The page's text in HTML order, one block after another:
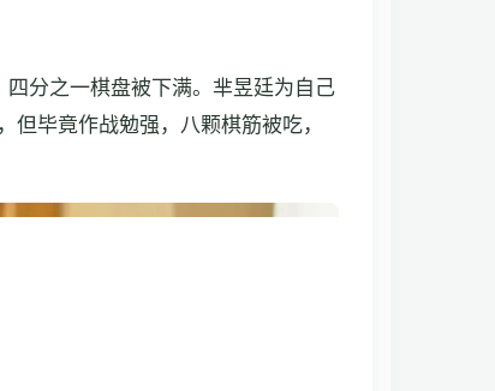
分之一棋盘被下满。芈昱廷为自己
毕竟作战勉强，八颗棋筋被吃，